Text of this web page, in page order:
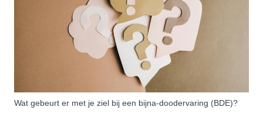
Wat gebeurt er met je ziel bij een bijna-doodervaring (BDE)?